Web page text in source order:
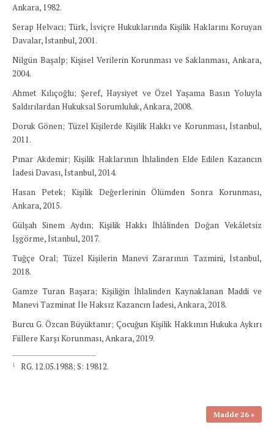
Ankara, 1982.
Serap Helvacı; Türk, İsviçre Hukuklarında Kişilik Haklarını Koruyan
Davalar, İstanbul, 2001.
Nilgün Başalp; Kişisel Verilerin Korunması ve Saklanması, Ankara,
2004.
Ahmet Kılıçoğlu; Şeref, Haysiyet ve Özel Yaşama Basın Yoluyla
Saldırılardan Hukuksal Sorumluluk, Ankara, 2008.
Doruk Gönen; Tüzel Kişilerde Kişilik Hakkı ve Korunması, İstanbul,
2011.
Pınar Akdemir; Kişilik Haklarının İhlalinden Elde Edilen Kazancın
İadesi Davası, İstanbul, 2014.
Hasan Petek; Kişilik Değerlerinin Ölümden Sonra Korunması,
Ankara, 2015.
Gülşah Sinem Aydın; Kişilik Hakkı İhlâlinden Doğan Vekâletsiz
İşgörme, İstanbul, 2017.
Tuğçe Oral; Tüzel Kişilerin Manevi Zararının Tazmini, İstanbul,
2018.
Gamze Turan Başara; Kişiliğin İhlalinden Kaynaklanan Maddi ve
Manevi Tazminat İle Haksız Kazancın İadesi, Ankara, 2018.
Burcu G. Özcan Büyüktanır; Çocuğun Kişilik Hakkının Hukuka Aykırı
Fiillere Karşı Korunması, Ankara, 2019.
1 RG. 12.05.1988; S: 19812.
Madde 26